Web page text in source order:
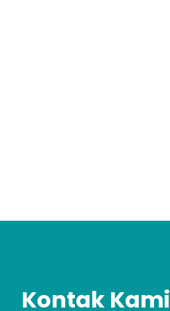
Kontak Kami